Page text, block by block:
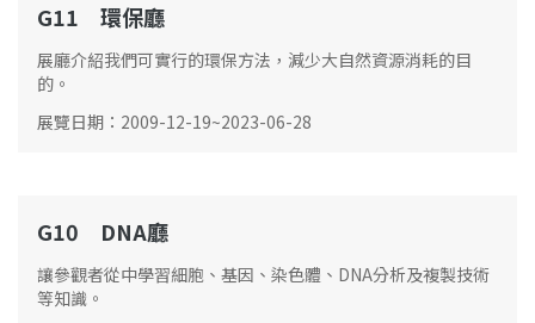
G11
G11 環保廳
展廳介紹我們可實行的環保方法，減少大自然資源消耗的目
的。
展覽日期 ： 2009-12-19~2023-06-28
G10
G10 DNA廳
讓參觀者從中學習細胞、基因、染色體、DNA分析及複製技術
等知識。